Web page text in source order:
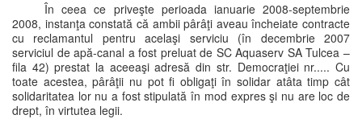
În ceea ce priveşte perioada ianuarie 2008-septembrie
2008, instanţa constată că ambii pârâţi aveau încheiate contracte
cu reclamantul pentru acelaşi serviciu (în decembrie 2007
serviciul de apă-canal a fost preluat de SC Aquaserv SA Tulcea –
fila 42) prestat la aceeaşi adresă din str. Democraţiei nr..... Cu
toate acestea, pârâţii nu pot fi obligaţi în solidar atâta timp cât
solidaritatea lor nu a fost stipulată în mod expres şi nu are loc de
drept, în virtutea legii.